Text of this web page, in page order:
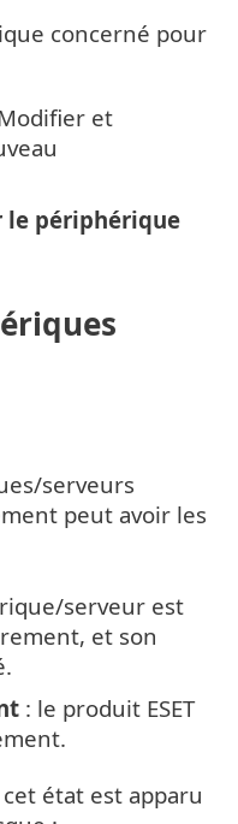
concerné pour
et
le périphérique
serveurs
peut avoir les
serveur est
et son
: le produit ESET
état est apparu